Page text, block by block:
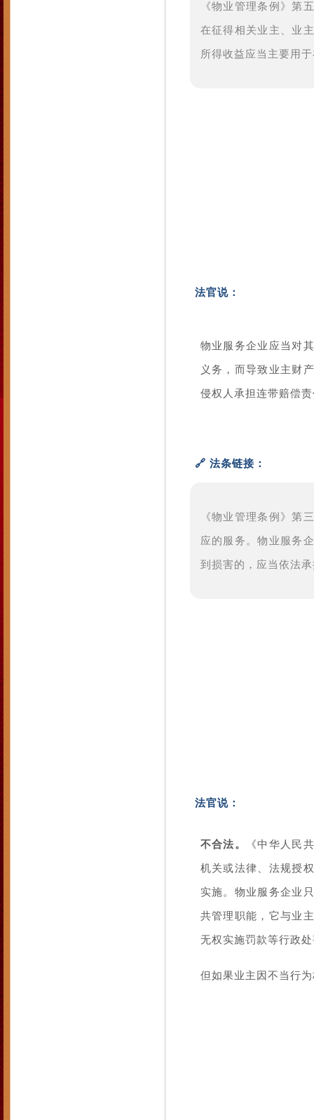
《物业管理条例》第
在征得相关业主、业
所得收益应当主要用
法官说：
物业服务企业应当对
义务，而导致业主财
侵权人承担连带赔偿
🔗 法条链接：
《物业管理条例》第
应的服务。物业服务
到损害的，应当依法
法官说：
不合法。 《中华人民
机关或法律、法规授
实施。物业服务企业
共管理职能，它与业
无权实施罚款等行政
但如果业主因不当行